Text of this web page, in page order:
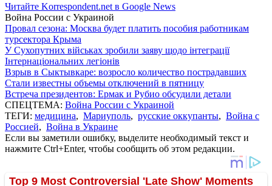
Читайте Korrespondent.net в Google News
Война России с Украиной
Провал сезона: Москва будет платить пособия работникам
турсектора Крыма
У Сухопутних військах зробили заяву щодо інтеграції
Інтернаціональних легіонів
Взрыв в Сыктывкаре: возросло количество пострадавших
Стали известны объемы отключений в пятницу
Встреча президентов: Ермак и Рубио обсудили детали
СПЕЦТЕМА: Война России с Украиной
ТЕГИ: медицина, Мариуполь, русские оккупанты, Война с
Россией, Война в Украине
Если вы заметили ошибку, выделите необходимый текст и
нажмите Ctrl+Enter, чтобы сообщить об этом редакции.